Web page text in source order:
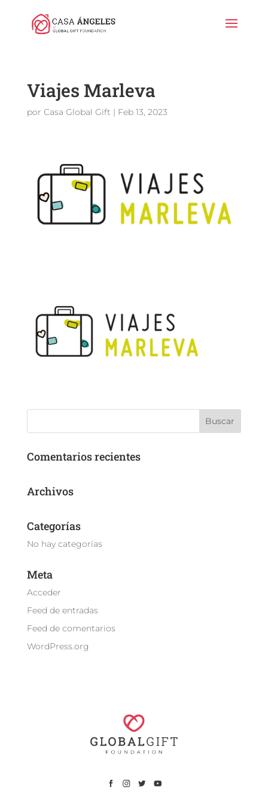
Viajes Marleva
por Casa Global Gift | Feb 13, 2023
Comentarios recientes
Archivos
Categorías
No hay categorías
Meta
Acceder
Feed de entradas
Feed de comentarios
WordPress.org